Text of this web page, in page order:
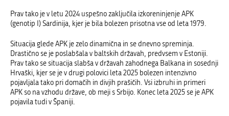
Prav tako je v letu 2024 uspešno zaključila izkoreninjenje APK
(genotip I) Sardinija, kjer je bila bolezen prisotna vse od leta 1979.
Situacija glede APK je zelo dinamična in se dnevno spreminja.
Drastično se je poslabšalav baltskih državah, predvsem v Estoniji.
Prav tako se situacija slabša v državah zahodnega Balkana in sosednji
Hrvaški, kjer se je v drugi polovici leta 2025 bolezen intenzivno
pojavljala tako pri domačih in divjih prašičih. Vsi izbruhi in primeri
APK so na vzhodu države, ob meji s Srbijo. Konec leta 2025 se je APK
pojavila tudi v Španiji.